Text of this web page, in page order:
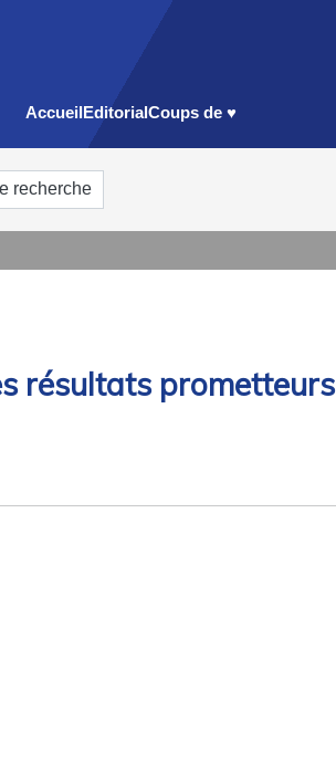
AccueilEditorialCoups de ♥
recherche
résultats prometteurs